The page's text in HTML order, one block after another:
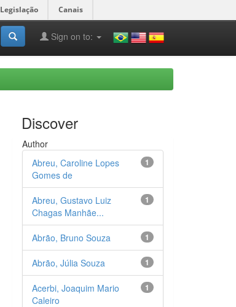
Legislação Canais
Sign on to:
Discover
Author
1
Abreu, Caroline Lopes
Gomes de
1
Abreu, Gustavo Luiz
Chagas Manhãe...
1
Abrão, Bruno Souza
1
Abrão, Júlia Souza
1
Acerbi, Joaquim Mario
Caleiro